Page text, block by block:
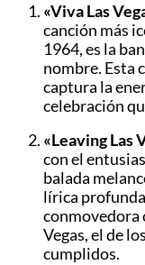
«Viva Las
canción más
1964, es la
nombre. Esta
captura la
celebración
«Leaving Las
con el
balada
lírica
conmovedora
Vegas, el de
cumplidos.